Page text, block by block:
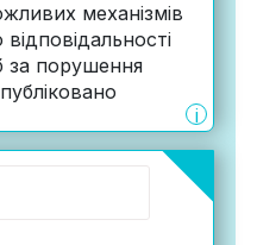
механізмів
за порушення
i